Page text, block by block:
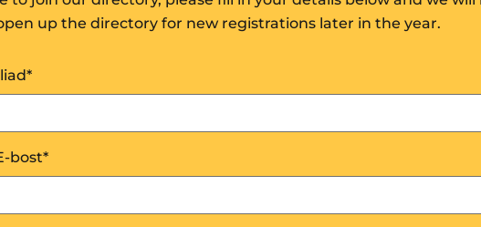
up the directory for new registrations later in the year.
*
bost*